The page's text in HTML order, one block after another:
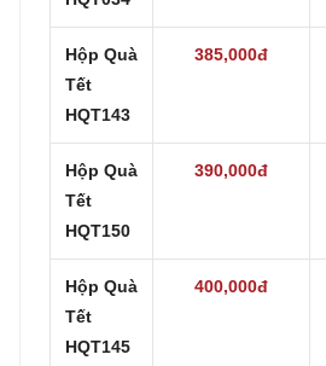
Hộp Quà
Tết
HQT143
385,000đ
Hộp Quà
Tết
HQT150
390,000đ
Hộp Quà
Tết
HQT145
400,000đ